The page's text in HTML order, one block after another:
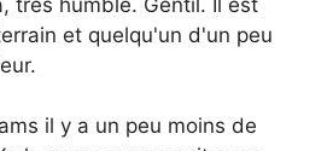
et quelqu'un d'un peu
il y a un peu moins de